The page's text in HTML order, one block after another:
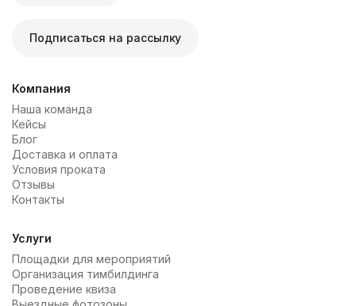
Подписаться на рассылку
Компания
Наша команда
Кейсы
Блог
Доставка и оплата
Условия проката
Отзывы
Контакты
Услуги
Площадки для мероприятий
Организация тимбилдинга
Проведение квиза